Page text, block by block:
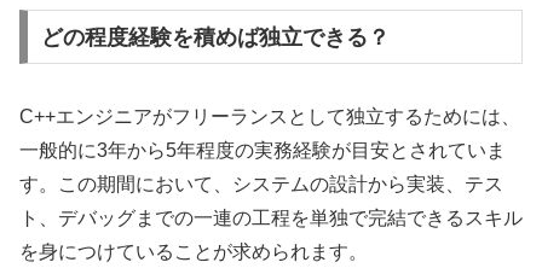
どの程度経験を積めば独立できる？
C++エンジニアがフリーランスとして独立するためには、
一般的に3年から5年程度の実務経験が目安とされていま
す。この期間において、システムの設計から実装、テス
ト、デバッグまでの一連の工程を単独で完結できるスキル
を身につけていることが求められます。